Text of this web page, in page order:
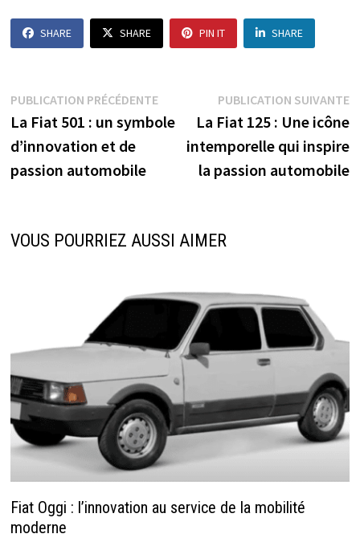
SHARE SHARE PIN IT SHARE
Navigation
de
l’article
PUBLICATION PRÉCÉDENTEPublication
précédente :
La Fiat 501 : un symbole
d’innovation et de
passion automobile
PUBLICATION SUIVANTE
La Fiat 125 : Une icône
intemporelle qui inspire
la passion automobile
VOUS POURRIEZ AUSSI AIMER
Fiat Oggi : l’innovation au service de la mobilité
moderne